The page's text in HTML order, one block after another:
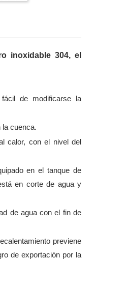
inoxidable 304, el
de modificarse la
la cuenca.
calor, con el nivel del
en el tanque de
en corte de agua y
de agua con el fin de
previene
de exportación por la